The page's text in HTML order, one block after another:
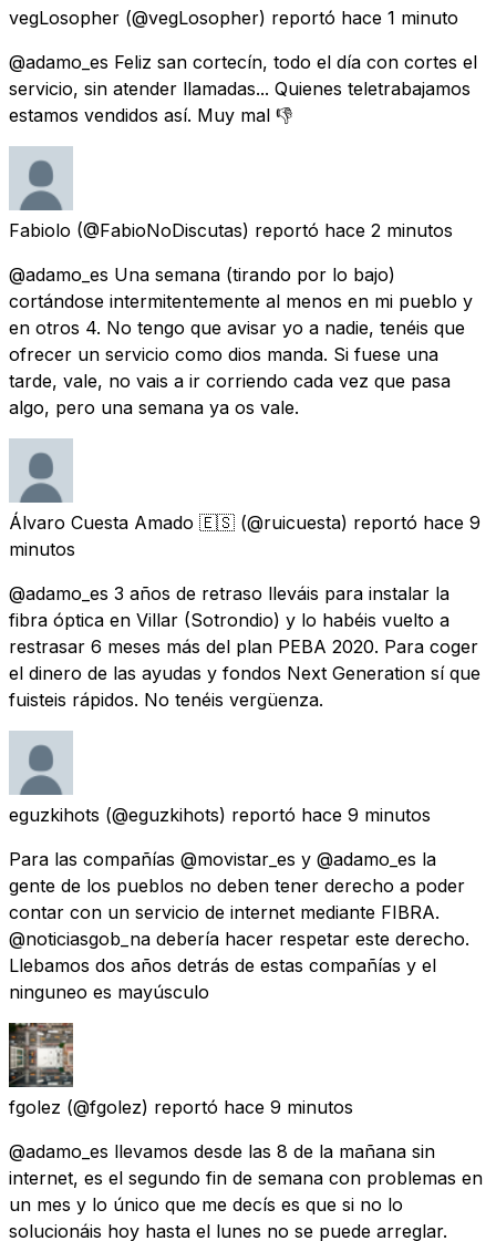
vegLosopher (@vegLosopher) reportó hace 1 minuto
@adamo_es Feliz san cortecín, todo el día con cortes el
servicio, sin atender llamadas... Quienes teletrabajamos
estamos vendidos así. Muy mal 👎
Fabiolo (@FabioNoDiscutas) reportó hace 2 minutos
@adamo_es Una semana (tirando por lo bajo)
cortándose intermitentemente al menos en mi pueblo y
en otros 4. No tengo que avisar yo a nadie, tenéis que
ofrecer un servicio como dios manda. Si fuese una
tarde, vale, no vais a ir corriendo cada vez que pasa
algo, pero una semana ya os vale.
Álvaro Cuesta Amado 🇪🇸 (@ruicuesta) reportó hace 9
minutos
@adamo_es 3 años de retraso lleváis para instalar la
fibra óptica en Villar (Sotrondio) y lo habéis vuelto a
restrasar 6 meses más del plan PEBA 2020. Para coger
el dinero de las ayudas y fondos Next Generation sí que
fuisteis rápidos. No tenéis vergüenza.
eguzkihots (@eguzkihots) reportó hace 9 minutos
Para las compañías @movistar_es y @adamo_es la
gente de los pueblos no deben tener derecho a poder
contar con un servicio de internet mediante FIBRA.
@noticiasgob_na debería hacer respetar este derecho.
Llebamos dos años detrás de estas compañías y el
ninguneo es mayúsculo
fgolez (@fgolez) reportó hace 9 minutos
@adamo_es llevamos desde las 8 de la mañana sin
internet, es el segundo fin de semana con problemas en
un mes y lo único que me decís es que si no lo
solucionáis hoy hasta el lunes no se puede arreglar.